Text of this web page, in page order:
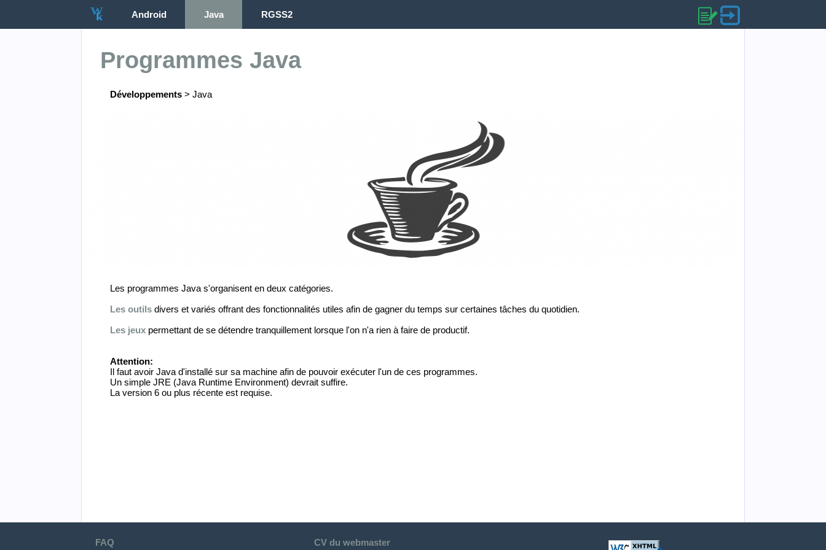
Android Java RGSS2
Programmes Java
Développements> Java
Les programmes Java s'organisent en deux catégories.
Les outilsdivers et variés offrant des fonctionnalités utiles afin de gagner du temps sur certaines tâches du quotidien.
Les jeuxpermettant de se détendre tranquillement lorsque l'on n'a rien à faire de productif.
Attention:
Il faut avoir Java d'installé sur sa machine afin de pouvoir exécuter l'un de ces programmes.
Un simple JRE (Java Runtime Environment) devrait suffire.
La version 6 ou plus récente est requise.
FAQ CV du webmaster